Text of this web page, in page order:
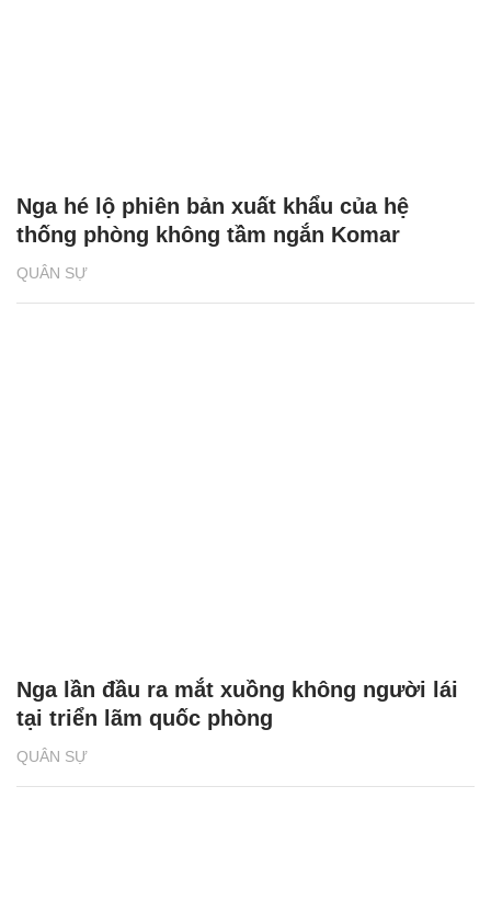
QUÂN SỰ
Nga hé lộ phiên bản xuất khẩu của hệ
thống phòng không tầm ngắn Komar
QUÂN SỰ
Nga lần đầu ra mắt xuồng không người lái
tại triển lãm quốc phòng